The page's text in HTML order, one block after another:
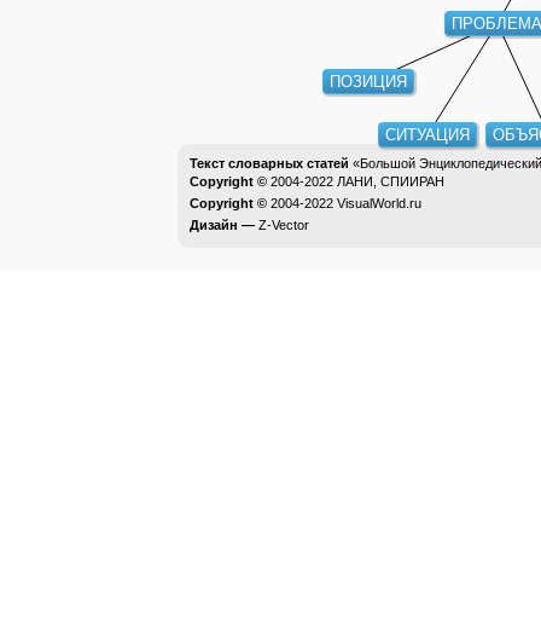
ПРОБЛЕМА
СИТУАЦИЯ
ПОЗИЦИЯ
Текст словарных статей «Большой
Copyright © 2004-2022 ЛАНИ, СПИИРАН
Copyright © 2004-2022 VisualWorld.ru
Дизайн — Z-Vector